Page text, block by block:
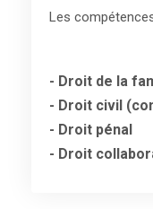
Les
- Droit de la
- Droit civil
- Droit pénal
- Droit